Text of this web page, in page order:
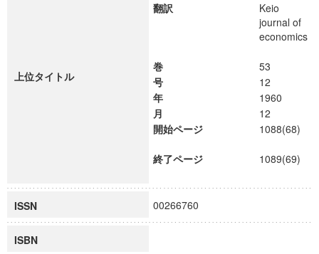
上位タイトル
翻訳
Keio
journal of
economics
巻
53
号
12
年
1960
月
12
開始ページ
1088(68)
終了ページ 1089(69)
ISSN 00266760
ISBN